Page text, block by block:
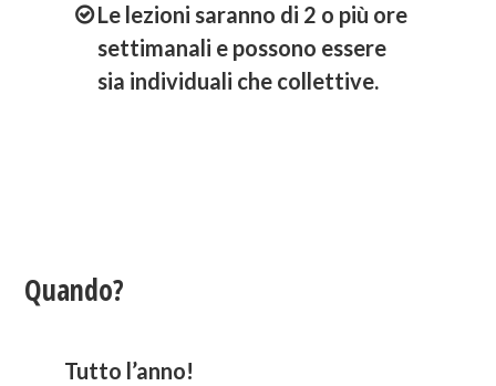
Le lezioni saranno di 2 o più ore
settimanali e possono essere
sia individuali che collettive.
Quando?
Tutto l’anno!